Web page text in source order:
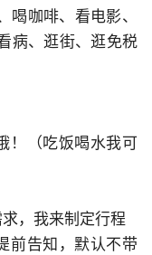
病、逛街、逛免税
（吃饭喝水我可
，我来制定行程
告知，默认不带